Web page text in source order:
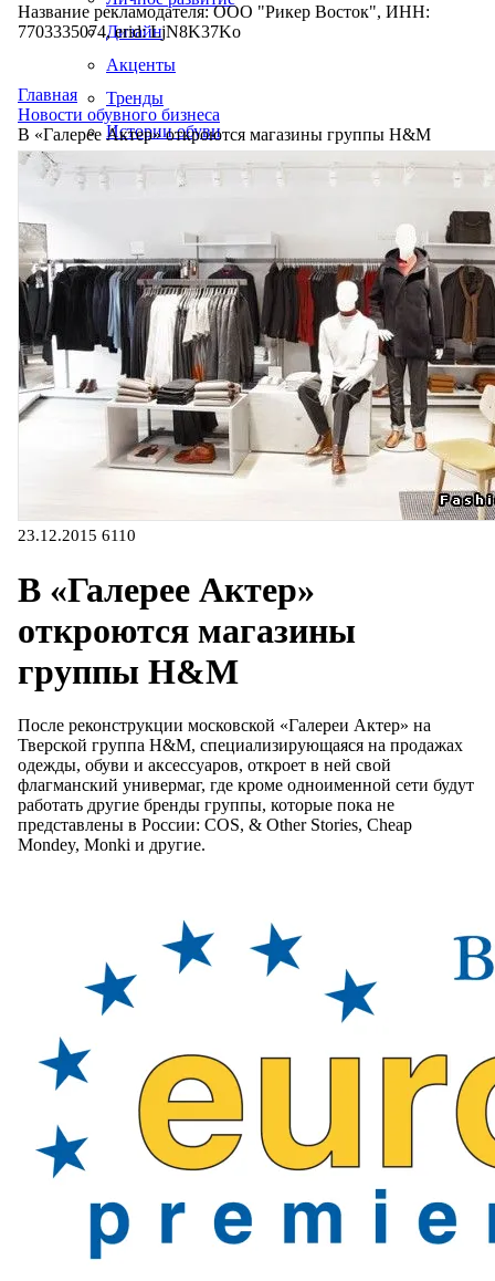
Дизайн
Акценты
Тренды
Истории обуви
Производство
Название рекламодателя: ООО "Рикер Восток", ИНН:
7703335074, erid: LjN8K37Ko
Главная
Новости обувного бизнеса
В «Галерее Актер» откроются магазины группы H&M
23.12.2015 6110
В «Галерее Актер»
откроются магазины
группы H&M
После реконструкции московской «Галереи Актер» на
Тверской группа H&M, специализирующаяся на продажах
одежды, обуви и аксессуаров, откроет в ней свой
флагманский универмаг, где кроме одноименной сети будут
работать другие бренды группы, которые пока не
представлены в России: COS, & Other Stories, Cheap
Mondey, Monki и другие.